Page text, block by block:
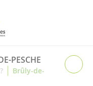
PESCHE
| Brûly-de-